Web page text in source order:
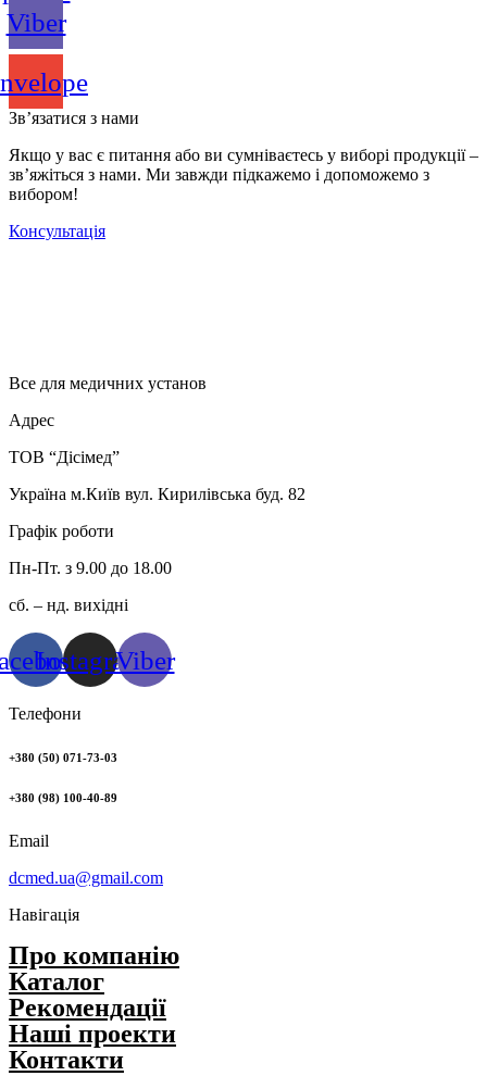
Viber
Зв’язатися з нами
Якщо у вас є питання або ви сумніваєтесь у виборі продукції –
зв’яжіться з нами. Ми завжди підкажемо і допоможемо з
вибором!
Консультація
Все для медичних установ
Адрес
ТОВ “Дісімед”
Україна м.Київ вул. Кирилівська буд. 82
Графік роботи
Пн-Пт. з 9.00 до 18.00
сб. – нд. вихідні
InstagramViber
Телефони
+380 (50) 071-73-03
+380 (98) 100-40-89
Email
dcmed.ua@gmail.com
Навігація
Про компанію
Каталог
Рекомендації
Нашi проекти
Контакти